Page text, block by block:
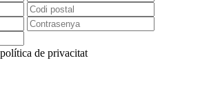
de privacitat